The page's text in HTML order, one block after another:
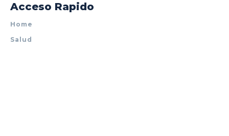
Acceso Rapido
Home
Salud